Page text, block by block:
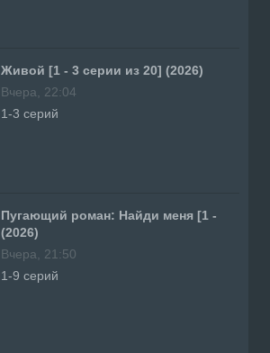
Живой [1 - 3 серии из 20] (2026)
Вчера, 22:04
1-3 серий
Пугающий роман: Найди меня [1 -
(2026)
Вчера, 21:50
1-9 серий